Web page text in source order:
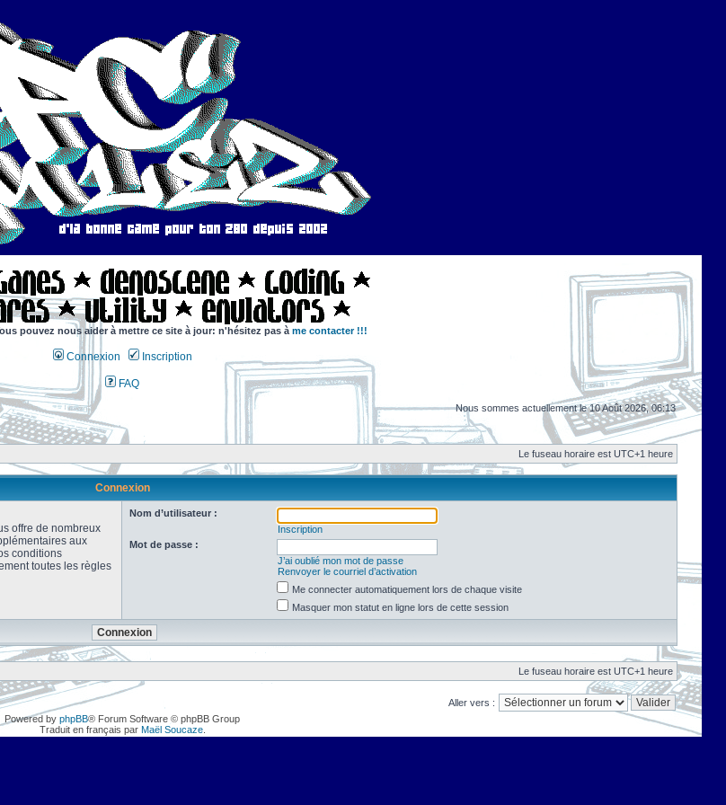
pouvez nous aider à mettre ce site à jour: n'hésitez pas à me contacter !!!
Connexion Inscription
FAQ
Nous sommes actuellement le 10 Août 2026, 06:13
Le fuseau horaire est UTC+1 heure
Connexion
offre de nombreux
aux
conditions
toutes les règles
Nom d’utilisateur :
Inscription
Mot de passe :
J’ai oublié mon mot de passe
Renvoyer le courriel d’activation
Me connecter automatiquement lors de chaque visite
Masquer mon statut en ligne lors de cette session
Le fuseau horaire est UTC+1 heure
Aller vers :
Powered by phpBB® Forum Software © phpBB Group
Traduit en français par Maël Soucaze.